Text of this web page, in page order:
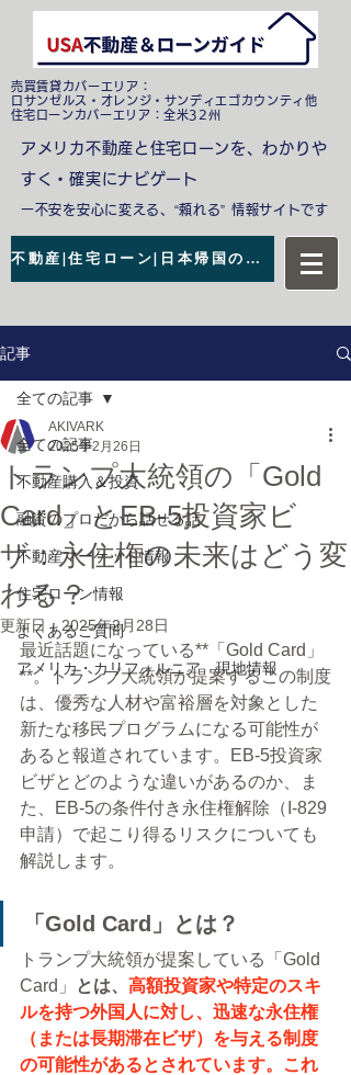
売買賃貸カバーエリア：
ロサンゼルス・オレンジ・サンディエゴカウンティ他
​住宅ローンカバーエリア：全米32州
アメリカ不動産と住宅ローンを、わかりや
すく・確実にナビゲート
ー不安を安心に変える、“頼れる” 情報サイトです
不動産|住宅ローン|日本帰国の無料相談
記事
全ての記事
不動産購入＆投資
融資のプロだから話せる話
不動産マーケット情報
住宅ローン情報
よくあるご質問
アメリカ・カリフォルニア 現地情報
全ての記事
トランプ大統領の「Gold
Card」とEB-5投資家ビ
ザ：永住権の未来はどう変
わる？
AKIVARK
2025年2月26日
更新日： 2025年2月28日
最近話題になっている**「Gold Card」
**。トランプ大統領が提案するこの制度
は、優秀な人材や富裕層を対象とした
新たな移民プログラムになる可能性が
あると報道されています。EB-5投資家
ビザとどのような違いがあるのか、ま
た、EB-5の条件付き永住権解除（I-829
申請）で起こり得るリスクについても
解説します。
「Gold Card」とは？
トランプ大統領が提案している「Gold
Card」
とは、 高額投資家や特定のスキ
ルを持つ外国人に対し、迅速な永住権
（または長期滞在ビザ）を与える制度
の可能性があるとされています。これ